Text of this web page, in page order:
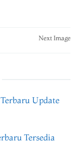
Next Image
Update
Tersedia